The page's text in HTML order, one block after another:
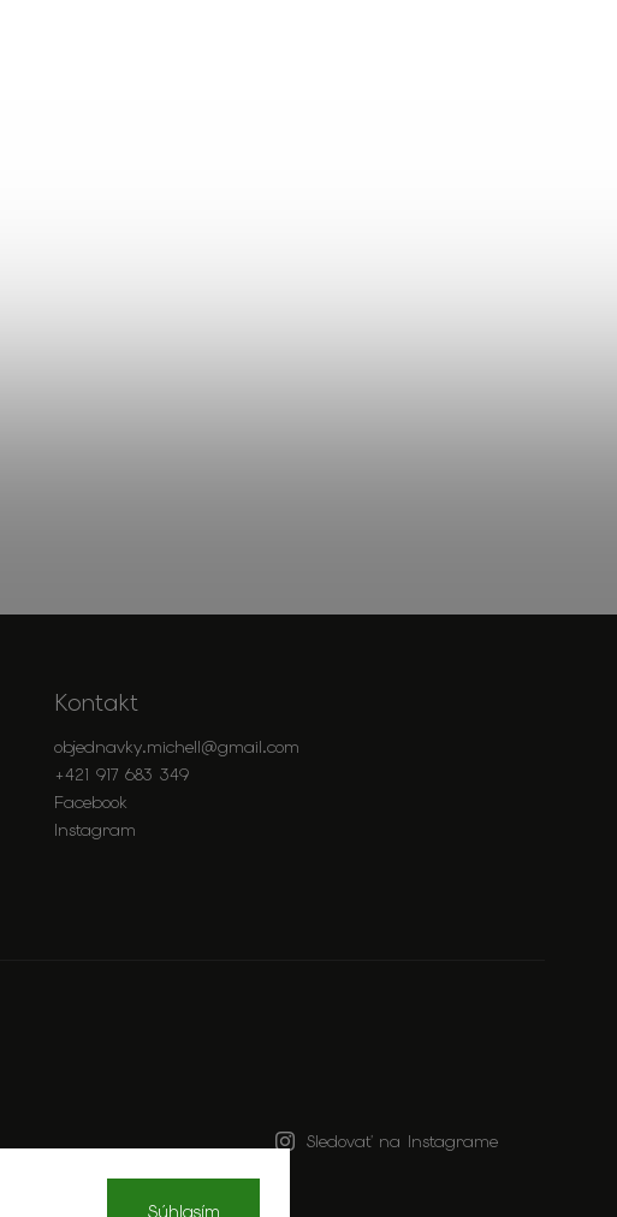
Súhlasím
Kontakt
objednavky.michell@gmail.com
+421 917 683 349
Facebook
Instagram
Sledovať na Instagrame